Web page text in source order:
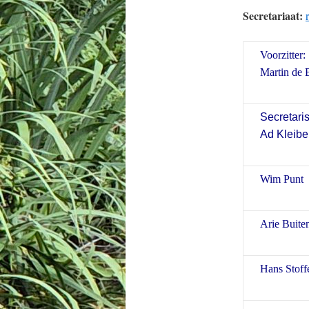
Secretariaat:
Voorzitter:
Martin de
Ad
Wim Punt
Arie
Hans